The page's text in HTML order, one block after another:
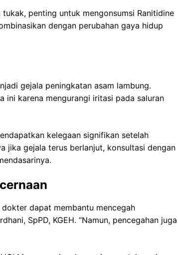
penting untuk mengonsumsi Ranitidine
dengan perubahan gaya hidup
gejala peningkatan asam lambung.
ini karena mengurangi iritasi pada saluran
kelegaan signifikan setelah
jika gejala terus berlanjut, konsultasi dengan
dapat membantu mencegah
SpPD, KGEH. “Namun, pencegahan juga